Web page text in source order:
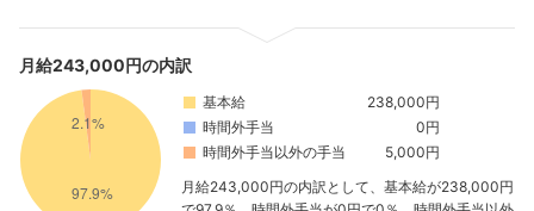
月給243,000円の内訳
基本給
238,000円
時間外手当
0円
時間外手当以外の手当
5,000円
月給243,000円の内訳として、基本給が238,000円